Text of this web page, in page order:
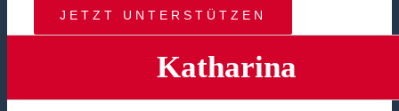
JETZT UNTERSTÜTZEN
Katharina